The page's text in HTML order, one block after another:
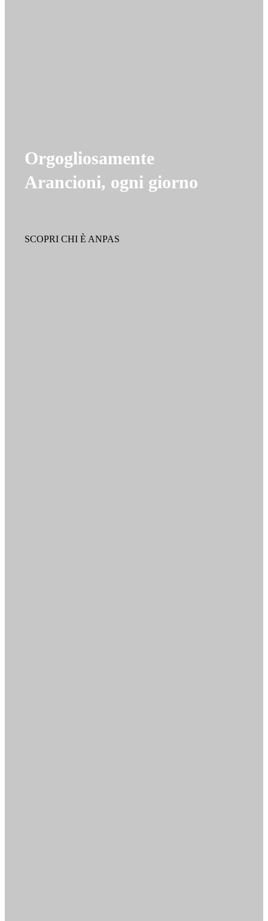
Orgogliosamente
Arancioni, ogni giorno
SCOPRI CHI È ANPAS